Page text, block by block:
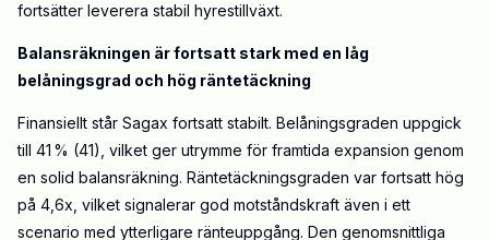
fortsätter leverera stabil hyrestillväxt.
Balansräkningen är fortsatt stark med en låg
belåningsgrad och hög räntetäckning
Finansiellt står Sagax fortsatt stabilt. Belåningsgraden uppgick
till 41 % (41), vilket ger utrymme för framtida expansion genom
en solid balansräkning. Räntetäckningsgraden var fortsatt hög
på 4,6x, vilket signalerar god motståndskraft även i ett
scenario med ytterligare ränteuppgång. Den genomsnittliga